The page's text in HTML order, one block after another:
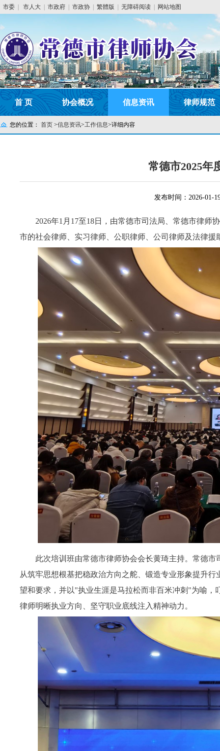
市委 市人大 市政府 市政协 繁體版 无障碍阅读 网站地图
首 页 协会概况 信息资讯 律师规范
您的位置： 首页 >信息资讯>工作信息>详细内容
常德市2025年
发布时间：2026-01-
2026年1月17至18日， 由常德市司法局、常德市律师
市的社会律师、实习律师、公职律师、公司律师及法律
此次培训班由常德市律师协会会长黄琦主持。 常德市
从筑牢思想根基把稳政治方向之舵、锻造专业形象提升
望和要求，并以"执业生涯是马拉松而非百米冲刺"为喻
律师明晰执业方向、坚守职业底线注入精神动力。